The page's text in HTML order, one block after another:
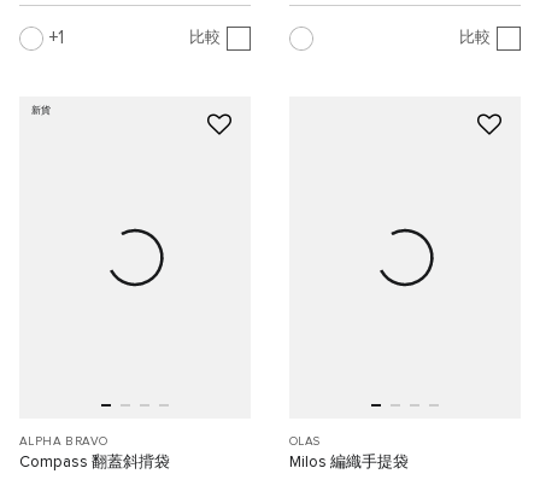
1 比較 比較
新貨
ALPHA BRAVO
Compass 翻蓋斜揹袋
OLAS
Milos 編織手提袋